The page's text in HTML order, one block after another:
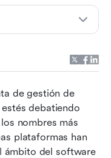
de gestión de
debatiendo
nombres más
plataformas han
ámbito del software